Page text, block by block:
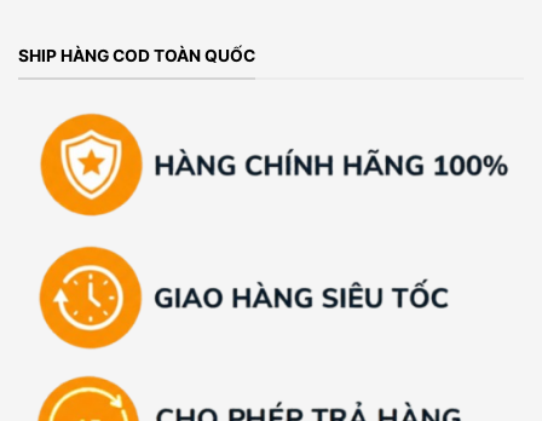
SHIP HÀNG COD TOÀN QUỐC